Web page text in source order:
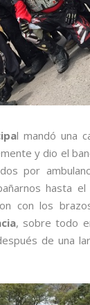
l mandó una
y dio el
por
hasta
con los
, sobre todo
de una